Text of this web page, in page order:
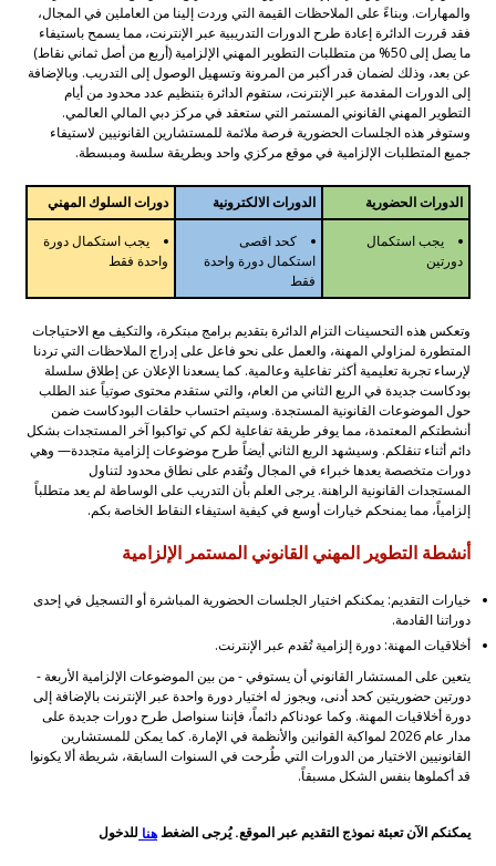
والمهارات. وبناءً على الملاحظات القيمة التي وردت إلينا من العاملين في المجال،
فقد قررت الدائرة إعادة طرح الدورات التدريبية عبر الإنترنت، مما يسمح باستيفاء
ما يصل إلى 50% من متطلبات التطوير المهني الإلزامية (أربع من أصل ثماني نقاط)
عن بعد، وذلك لضمان قدر أكبر من المرونة وتسهيل الوصول إلى التدريب. وبالإضافة
إلى الدورات المقدمة عبر الإنترنت، ستقوم الدائرة بتنظيم عدد محدود من أيام
التطوير المهني القانوني المستمر التي ستعقد في مركز دبي المالي العالمي.
وستوفر هذه الجلسات الحضورية فرصة ملائمة للمستشارين القانونيين لاستيفاء
جميع المتطلبات الإلزامية في موقع مركزي واحد وبطريقة سلسة ومبسطة.
الدورات الحضورية الدورات الالكترونية دورات السلوك المهني
يجب استكمال
دورتين
كحد اقصى
استكمال دورة واحدة
فقط
يجب استكمال دورة
واحدة فقط
وتعكس هذه التحسينات التزام الدائرة بتقديم برامج مبتكرة، والتكيف مع الاحتياجات
المتطورة لمزاولي المهنة، والعمل على نحو فاعل على إدراج الملاحظات التي تردنا
لإرساء تجربة تعليمية أكثر تفاعلية وعالمية. كما يسعدنا الإعلان عن إطلاق سلسلة
بودكاست جديدة في الربع الثاني من العام، والتي ستقدم محتوى صوتياً عند الطلب
حول الموضوعات القانونية المستجدة. وسيتم احتساب حلقات البودكاست ضمن
أنشطتكم المعتمدة، مما يوفر طريقة تفاعلية لكم كي تواكبوا آخر المستجدات بشكل
دائم أثناء تنقلكم. وسيشهد الربع الثاني أيضاً طرح موضوعات إلزامية متجددة— وهي
دورات متخصصة يعدها خبراء في المجال وتُقدم على نطاق محدود لتناول
المستجدات القانونية الراهنة. يرجى العلم بأن التدريب على الوساطة لم يعد متطلباً
إلزامياً، مما يمنحكم خيارات أوسع في كيفية استيفاء النقاط الخاصة بكم.
أنشطة التطوير المهني القانوني المستمر الإلزامية
خيارات التقديم: يمكنكم اختيار الجلسات الحضورية المباشرة أو التسجيل في إحدى
دوراتنا القادمة.
أخلاقيات المهنة: دورة إلزامية تُقدم عبر الإنترنت.
يتعين على المستشار القانوني أن يستوفي - من بين الموضوعات الإلزامية الأربعة -
دورتين حضوريتين كحد أدنى، ويجوز له اختيار دورة واحدة عبر الإنترنت بالإضافة إلى
دورة أخلاقيات المهنة. وكما عودناكم دائماً، فإننا سنواصل طرح دورات جديدة على
مدار عام 2026 لمواكبة القوانين والأنظمة في الإمارة. كما يمكن للمستشارين
القانونيين الاختيار من الدورات التي طُرحت في السنوات السابقة، شريطة ألا يكونوا
قد أكملوها بنفس الشكل مسبقاً.
يمكنكم الآن تعبئة نموذج التقديم عبر الموقع. يُرجى الضغطهنا للدخول